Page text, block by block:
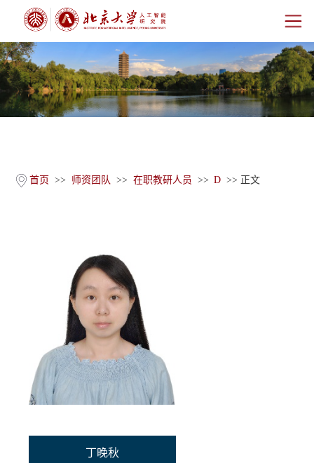
首页
研究院概况
科学研究
首页 >> 师资团队 >> 在职教研人员 >> D >> 正文
丁晚秋